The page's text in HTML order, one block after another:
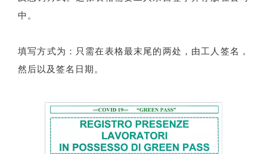
中。
填写方式为：只需在表格最末尾的两处，由工人签名，
然后以及签名日期。